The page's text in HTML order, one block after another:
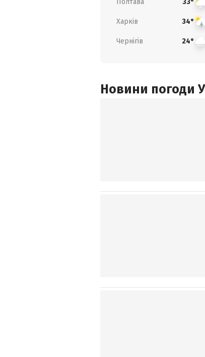
33°
Харків 34°
Чернігів 24°
Новини погоди